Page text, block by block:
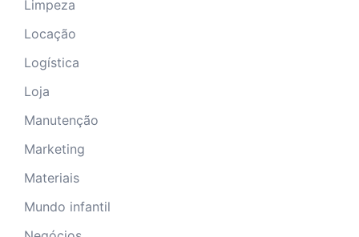
Limpeza
Locação
Logística
Loja
Manutenção
Marketing
Materiais
Mundo infantil